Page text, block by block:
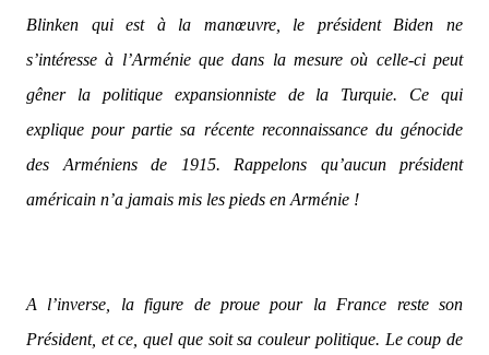
Blinken qui est à la manœuvre, le président Biden ne
s’intéresse à l’Arménie que dans la mesure où celle-ci peut
gêner la politique expansionniste de la Turquie. Ce qui
explique pour partie sa récente reconnaissance du génocide
des Arméniens de 1915. Rappelons qu’aucun président
américain n’a jamais mis les pieds en Arménie !
A l’inverse, la figure de proue pour la France reste son
Président, et ce, quel que soit sa couleur politique. Le coup de